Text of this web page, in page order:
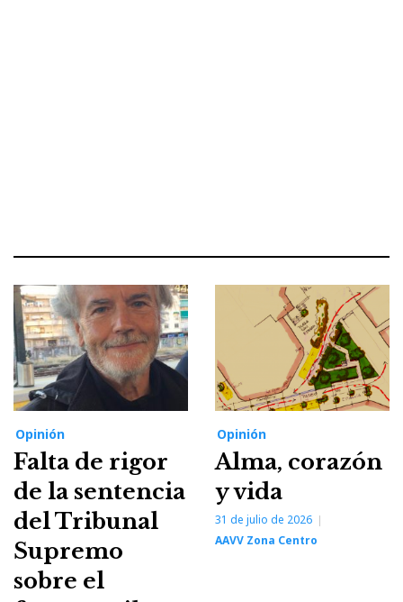
Opinión
Falta de rigor
de la sentencia
del Tribunal
Supremo
sobre el
Opinión
Alma, corazón
y vida
31 de julio de 2026
AAVV Zona Centro